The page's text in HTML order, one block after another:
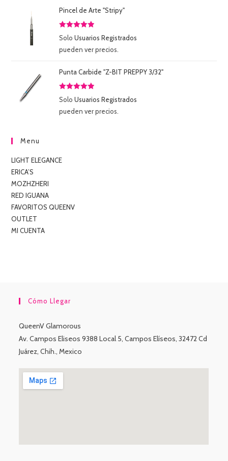
Pincel de Arte "Stripy"
Valorado
5
SoloUsuarios Registrados
pueden ver precios.
Punta Carbide "Z-BIT PREPPY 3/32"
Valorado
5
SoloUsuarios Registrados
pueden ver precios.
Menu
LIGHT ELEGANCE
ERICA’S
MOZHZHERI
RED IGUANA
FAVORITOS QUEENV
OUTLET
MI CUENTA
Cómo Llegar
QueenV Glamorous
Av. Campos Eliseos 9388 Local 5, Campos Elíseos, 32472 Cd
Juárez, Chih., Mexico